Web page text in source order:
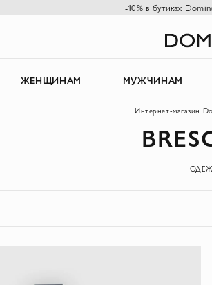
-10% в бутиках
ЖЕНЩИНАМ МУЖЧИНАМ
Интернет-магазин